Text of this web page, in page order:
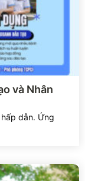
và Nhân
dẫn. Ứng